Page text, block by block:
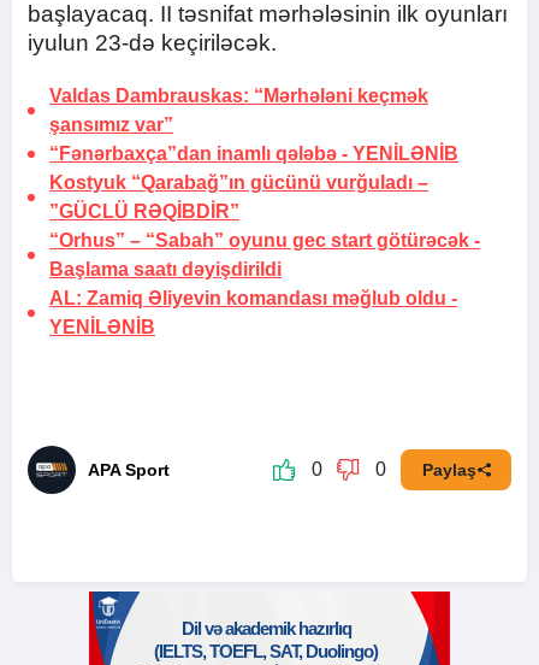
başlayacaq. II təsnifat mərhələsinin ilk oyunları
iyulun 23-də keçiriləcək.
Valdas Dambrauskas: “Mərhələni keçmək
şansımız var”
“Fənərbaxça”dan inamlı qələbə - YENİLƏNİB
Kostyuk “Qarabağ”ın gücünü vurğuladı –
”GÜCLÜ RƏQİBDİR”
“Orhus” – “Sabah” oyunu gec start götürəcək -
Başlama saatı dəyişdirildi
AL: Zamiq Əliyevin komandası məğlub oldu -
YENİLƏNİB
APA Sport 0 0 Paylaş